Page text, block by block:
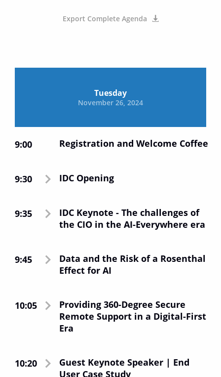
Export Complete Agenda
Tuesday
November 26, 2024
9:00 Registration and Welcome Coffee
9:30 IDC Opening
9:35
IDC Keynote - The challenges of
the CIO in the AI-Everywhere era
9:45
Data and the Risk of a Rosenthal
Effect for AI
10:05
Providing 360-Degree Secure
Remote Support in a Digital-First
Era
10:20
Guest Keynote Speaker | End
User Case Study